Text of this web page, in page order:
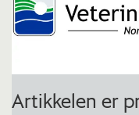
Artikkelen er